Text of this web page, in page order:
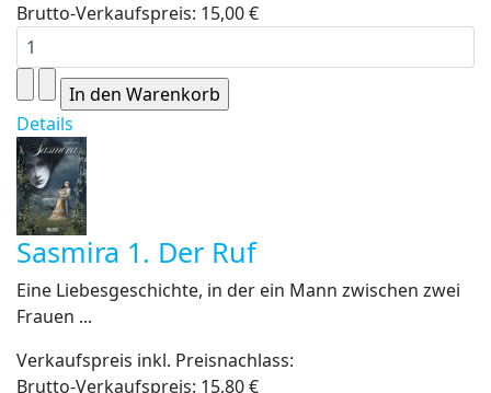
Brutto-Verkaufspreis: 15,00 €
Details
Sasmira 1. Der Ruf
Eine Liebesgeschichte, in der ein Mann zwischen zwei
Frauen ...
Verkaufspreis inkl. Preisnachlass:
Brutto-Verkaufspreis: 15,80 €